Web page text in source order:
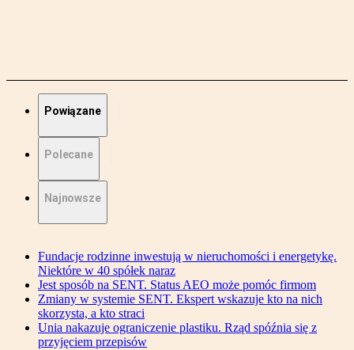
Powiązane
Polecane
Najnowsze
Fundacje rodzinne inwestują w nieruchomości i energetykę.
Niektóre w 40 spółek naraz
Jest sposób na SENT. Status AEO może pomóc firmom
Zmiany w systemie SENT. Ekspert wskazuje kto na nich
skorzysta, a kto straci
Unia nakazuje ograniczenie plastiku. Rząd spóźnia się z
przyjęciem przepisów